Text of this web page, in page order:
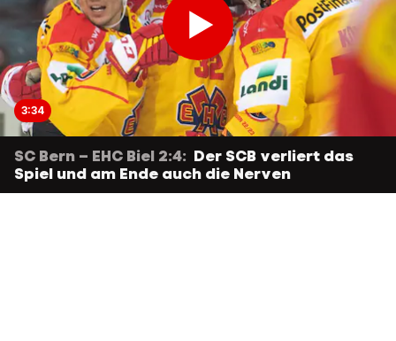
3:34
SC Bern – EHC Biel 2:4: Der SCB verliert das
Spiel und am Ende auch die Nerven